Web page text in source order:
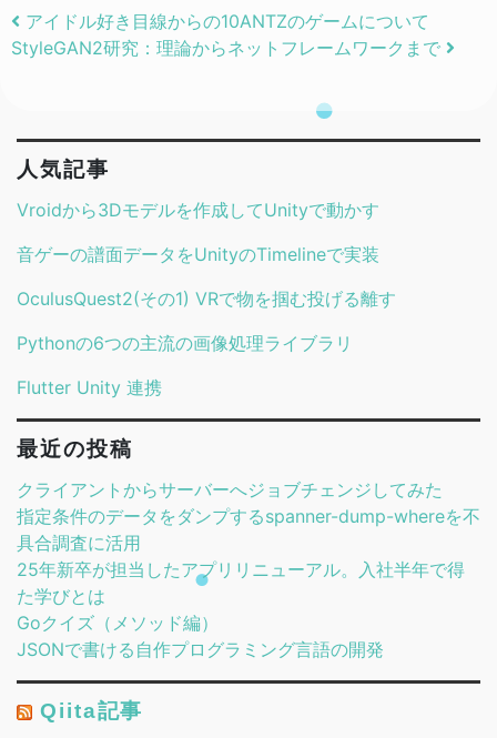
Post navigation
アイドル好き目線からの10ANTZのゲームについて
StyleGAN2研究：理論からネットフレームワークまで
人気記事
Vroidから3Dモデルを作成してUnityで動かす
音ゲーの譜面データをUnityのTimelineで実装
OculusQuest2(その1) VRで物を掴む投げる離す
Pythonの6つの主流の画像処理ライブラリ
Flutter Unity 連携
最近の投稿
クライアントからサーバーへジョブチェンジしてみた
指定条件のデータをダンプするspanner-dump-whereを不
具合調査に活用
25年新卒が担当したアプリリニューアル。入社半年で得
た学びとは
Goクイズ（メソッド編）
JSONで書ける自作プログラミング言語の開発
Qiita記事